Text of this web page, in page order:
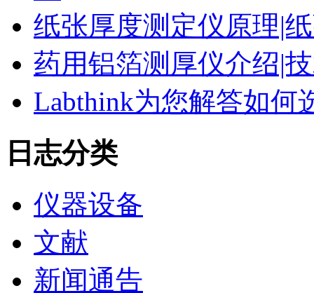
纸张厚度测定仪原理|
药用铝箔测厚仪介绍|
Labthink为您解答如何
日志分类
仪器设备
文献
新闻通告